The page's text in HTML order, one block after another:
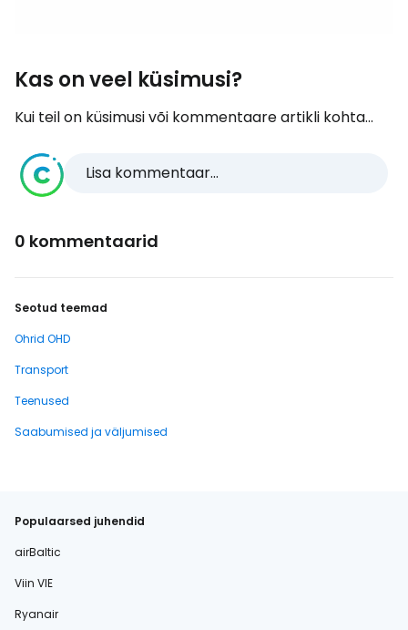
Kas on veel küsimusi?
Kui teil on küsimusi või kommentaare artikli kohta...
Lisa kommentaar...
0 kommentaarid
Seotud teemad
Ohrid OHD
Transport
Teenused
Saabumised ja väljumised
Populaarsed juhendid
airBaltic
Viin VIE
Ryanair